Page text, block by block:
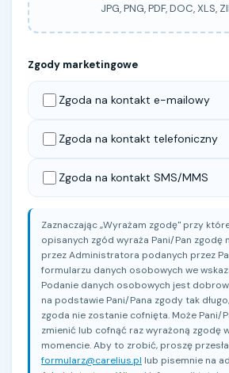
JPG, PNG, PDF, DOC, XLS,
Zgody marketingowe
Zgoda na kontakt e-mailowy
o.o. podanego przeze mnie w treści
bezpośredniego, w tym prowadzenia
Zgoda na kontakt telefoniczny
do kontaktów ze mną za
telefonicznej podanego przeze mnie
bezpośredniego, w tym prowadzenia
marketingowych produktów lub usług
Zgoda na kontakt SMS/MMS
do kontaktów ze mną za
SMS lub MMS podanego przeze mnie
formularza numeru telefonu dla celów
bezpośredniego, w tym prowadzenia
marketingowych produktów lub usług
przesyłania informacji handlowych.
Zaznaczając „Wyrażam zgodę" przy
opisanych zgód wyraża Pani/Pan zgodę
przez Administratora podanych przez
formularzu danych osobowych we
Podanie danych osobowych jest
na podstawie Pani/Pana zgody tak
zgoda nie zostanie cofnięta. Może Pani/
zmienić lub cofnąć raz wyrażoną zgodę
momencie. Aby to zrobić, proszę
formularz@carelius.pl lub pisemnie na